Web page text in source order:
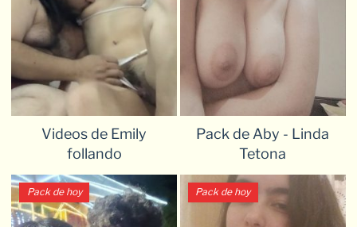
Videos de Emily
follando
Pack de Aby - Linda
Tetona
Pack de hoy Pack de hoy